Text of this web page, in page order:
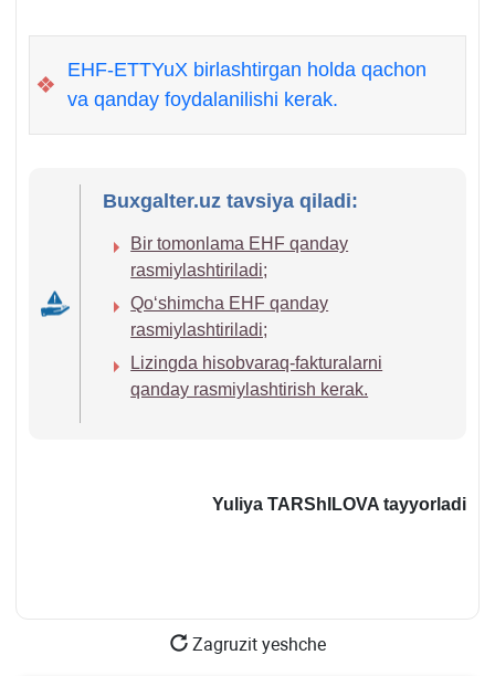
❖
EHF-ETTYuX birlashtirgan holda qachon
va qanday foydalanilishi kerak.
Buxgalter.uz tavsiya qiladi:
Bir tomonlama EHF qanday
rasmiylashtiriladi;
Qoʻshimcha EHF qanday
rasmiylashtiriladi;
Lizingda hisobvaraq-fakturalarni
qanday rasmiylashtirish kerak.
Yuliya TARShILOVA tayyorladi
Zagruzit yeshche